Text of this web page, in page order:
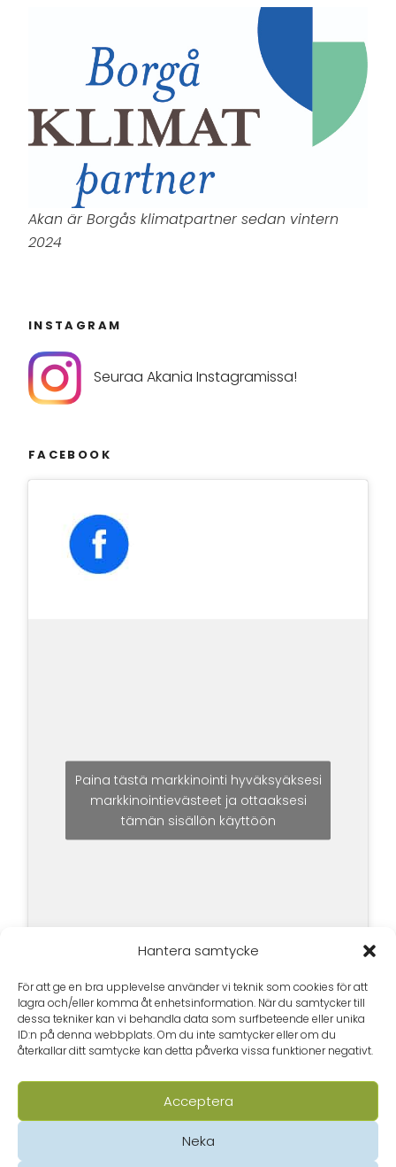
Hantera samtycke
För att ge en bra upplevelse använder vi teknik som cookies för att
lagra och/eller komma åt enhetsinformation. När du samtycker till
dessa tekniker kan vi behandla data som surfbeteende eller unika
ID:n på denna webbplats. Om du inte samtycker eller om du
återkallar ditt samtycke kan detta påverka vissa funktioner negativt.
Acceptera
Neka
Akan är Borgås klimatpartner sedan vintern
2024
INSTAGRAM
Seuraa Akania Instagramissa!
FACEBOOK
Paina tästä markkinointi hyväksyäksesi
markkinointievästeet ja ottaaksesi
tämän sisällön käyttöön